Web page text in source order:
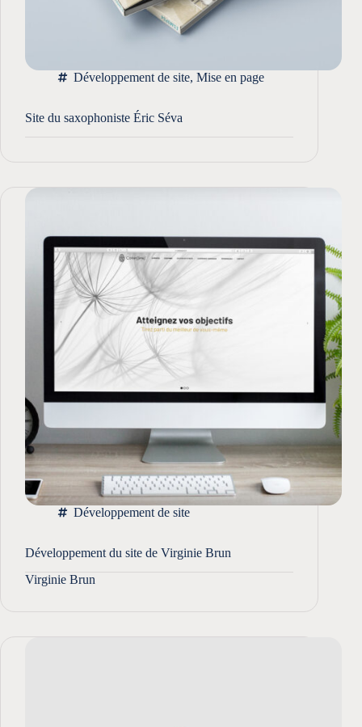
Développement de site, Mise en page
Site du saxophoniste Éric Séva
Développement de site
Développement du site de Virginie Brun
Virginie Brun